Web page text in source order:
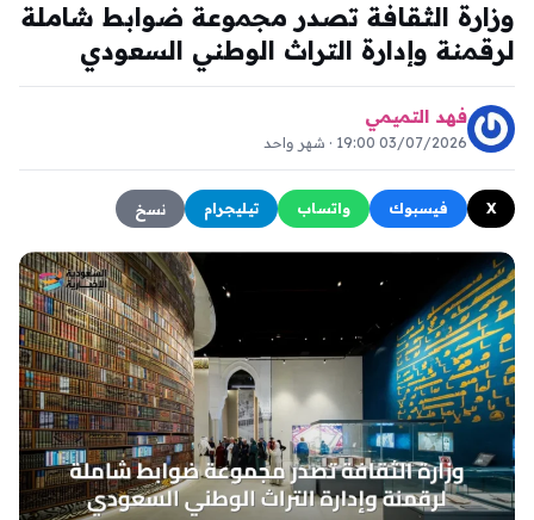
وزارة الثقافة تصدر مجموعة ضوابط شاملة
لرقمنة وإدارة التراث الوطني السعودي
فهد التميمي
03/07/2026 19:00 · شهر واحد
X فيسبوك واتساب تيليجرام نسخ